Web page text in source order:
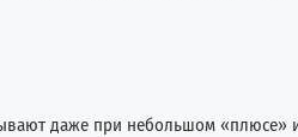
даже при небольшом «плюсе»